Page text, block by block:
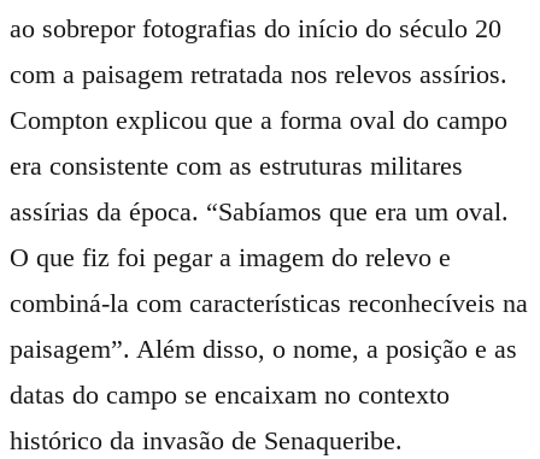
ao sobrepor fotografias do início do século 20
com a paisagem retratada nos relevos assírios.
Compton explicou que a forma oval do campo
era consistente com as estruturas militares
assírias da época. “Sabíamos que era um oval.
O que fiz foi pegar a imagem do relevo e
combiná-la com características reconhecíveis na
paisagem”. Além disso, o nome, a posição e as
datas do campo se encaixam no contexto
histórico da invasão de Senaqueribe.